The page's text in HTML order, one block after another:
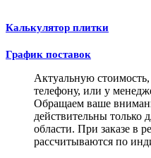
Калькулятор плитки
График поставок
Актуальную
телефону, или у
Обращаем ваше
действительны только
области. При заказе в
рассчитываются по